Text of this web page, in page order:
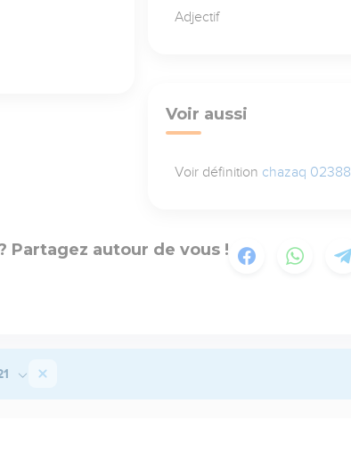
Adjectif
Voir aussi
Voir définition chazaq 02388
Partagez autour de vous !